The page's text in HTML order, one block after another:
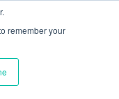
remember your